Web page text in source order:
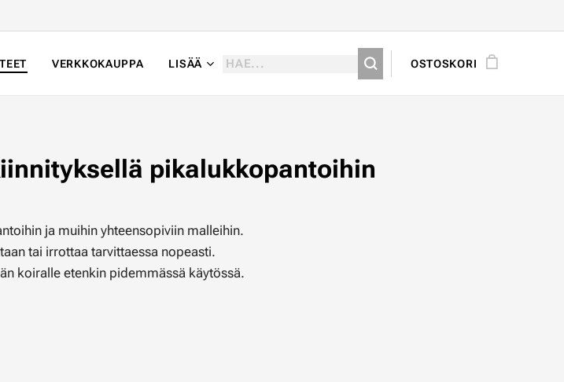
VERKKOKAUPPA LISÄÄ OSTOSKORI
pikalukkopantoihin
ja muihin yhteensopiviin malleihin.
tai irrottaa tarvittaessa nopeasti.
koiralle etenkin pidemmässä käytössä.